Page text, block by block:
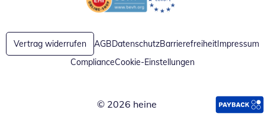
Öffnet in neuem FensterÖffnet in neuem Fenster
Vertrag widerrufen AGBDatenschutzBarrierefreiheitImpressum
ComplianceCookie-Einstellungen
© 2026 heine